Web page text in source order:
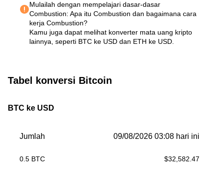
Mulailah dengan mempelajari dasar-dasar
Combustion: Apa itu Combustion dan bagaimana cara
kerja Combustion?
Kamu juga dapat melihat konverter mata uang kripto
lainnya , seperti BTC ke USD dan ETH ke USD
Tabel konversi Bitcoin
BTC ke USD
Jumlah 09/08/2026 03:08 hari ini
0.5 BTC $32,582.47